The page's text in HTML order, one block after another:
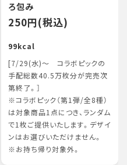
ろ包み
250円(税込)
99kcal
[7/29(水)～ コラボピックの
手配総数40.5万枚分が完売次
第終了。］
※コラボピック（第1弾/全8種）
は対象商品1点につき、ランダム
で1枚ご提供いたします。デザイ
ンはお選びいただけません。
※お持ち帰り対象外。